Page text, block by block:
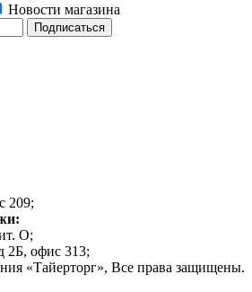
Новости магазина
209;
О;
офис 313;
«Тайерторг», Все права защищены.